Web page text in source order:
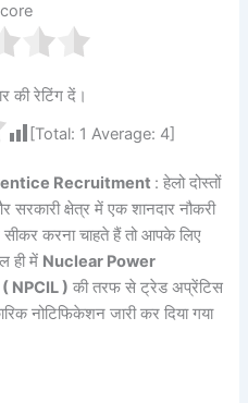
की रेटिंग दें।
[Total: 1 Average: 4]
Recruitment : हेलो दोस्तों
क्षेत्र में एक शानदार नौकरी
करना चाहते हैं तो आपके लिए
ही में Nuclear Power
NPCIL ) की तरफ से ट्रेड अप्रेंटिस
नोटिफिकेशन जारी कर दिया गया